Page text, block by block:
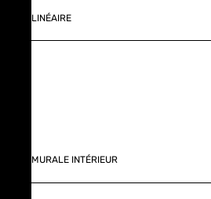
LINÉAIRE
MURALE INTÉRIEUR